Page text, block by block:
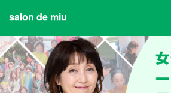
salon de miu